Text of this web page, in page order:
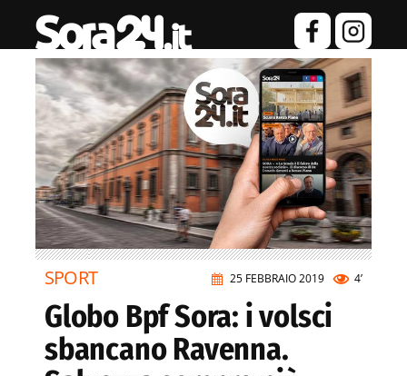
25 FEBBRAIO 2019 4’
SPORT
Globo Bpf Sora: i volsci
sbancano Ravenna.